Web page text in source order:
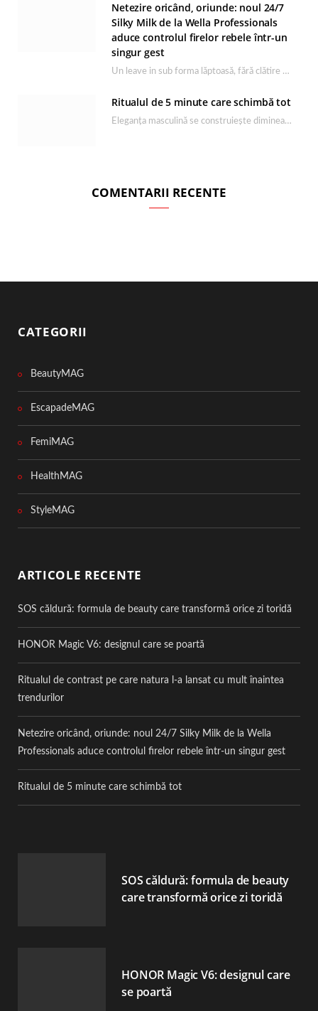
Netezire oricând, oriunde: noul 24/7
Silky Milk de la Wella Professionals
aduce controlul firelor rebele într-un
singur gest
Un leave in sub forma lăptoasă, fără clătire care completează rutina Ultimate Smooth și transformă…
Ritualul de 5 minute care schimbă tot
Eleganța masculină se construiește dimineața, în câteva minute și cu produsele potrivite. O rutină de…
COMENTARII RECENTE
CATEGORII
BeautyMAG
EscapadeMAG
FemiMAG
HealthMAG
StyleMAG
ARTICOLE RECENTE
SOS căldură: formula de beauty care transformă orice zi toridă
HONOR Magic V6: designul care se poartă
Ritualul de contrast pe care natura l-a lansat cu mult înaintea
trendurilor
Netezire oricând, oriunde: noul 24/7 Silky Milk de la Wella
Professionals aduce controlul firelor rebele într-un singur gest
Ritualul de 5 minute care schimbă tot
SOS căldură: formula de beauty
care transformă orice zi toridă
HONOR Magic V6: designul care
se poartă